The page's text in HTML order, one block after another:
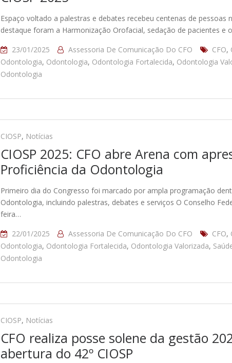
Espaço voltado a palestras e debates recebeu centenas de pessoas
destaque foram a Harmonização Orofacial, sedação de pacientes e
23/01/2025
Assessoria De Comunicação Do CFO CFO,
Odontologia, Odontologia, Odontologia Fortalecida, Odontologia
Odontologia
CIOSP, Notícias
CIOSP 2025: CFO abre Arena com
Proficiência da Odontologia
Primeiro dia do Congresso foi marcado por ampla programação
Odontologia, incluindo palestras, debates e serviços O Conselho
feira…
22/01/2025
Assessoria De Comunicação Do CFO CFO,
Odontologia, Odontologia Fortalecida, Odontologia Valorizada,
Odontologia
CIOSP, Notícias
CFO realiza posse solene da gestão
abertura do 42º CIOSP